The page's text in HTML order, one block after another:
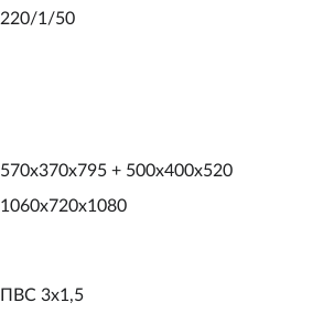
220/1/50
570x370x795 + 500x400x520
1060x720x1080
ПВС 3х1,5